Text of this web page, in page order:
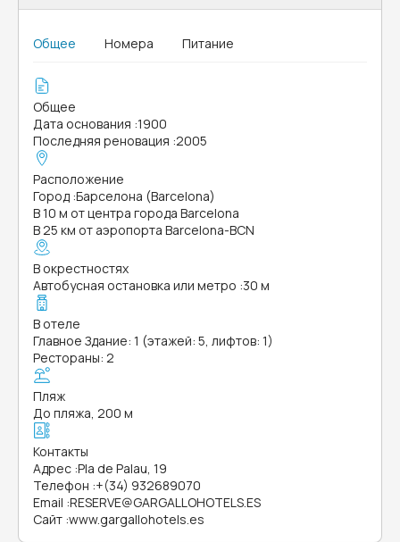
Общее Номера Питание
Общее
Дата основания :1900
Последняя реновация :2005
Расположение
Город :Барселона (Barcelona)
В 10 м от центра города Barcelona
В 25 км от аэропорта Barcelona-BCN
В окрестностях
Автобусная остановка или метро :30 м
В отеле
Главное Здание: 1 (этажей: 5, лифтов: 1)
Рестораны: 2
Пляж
До пляжа, 200 м
Контакты
Адрес :Pla de Palau, 19
Телефон :+(34) 932689070
Email :RESERVE@GARGALLOHOTELS.ES
Сайт :www.gargallohotels.es